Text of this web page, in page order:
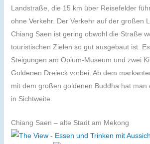
Landstraße, die 15 km über Reisefelder
ohne Verkehr. Der Verkehr auf der großen
Chiang Saen ist gering obwohl die Straße
touristischen Zielen so gut ausgebaut ist.
Steigungen am Opium-Museum und zwei
Goldenen Dreieck vorbei. Ab dem
mit dem großen goldenen Buddha hat man
in Sichtweite.
Chiang Saen – alte Stadt am Mekong